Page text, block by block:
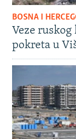
BOSNA I
Veze
pokreta u